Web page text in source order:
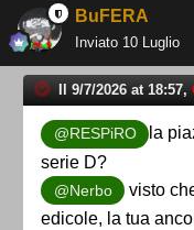
BuFERA
Inviato 10 Luglio
Il 9/7/2026 at 18:57,
@RESPiRO
la
serie D?
@Nerbo
visto
edicole, la tua